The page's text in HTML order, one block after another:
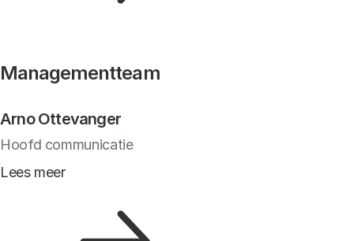
Managementteam
Arno Ottevanger
Hoofd communicatie
Lees meer